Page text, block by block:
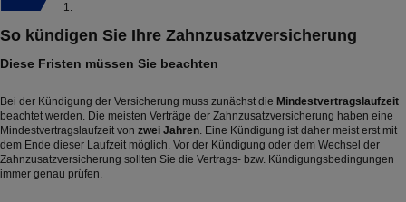
1.
So kündigen Sie Ihre Zahnzusatzversicherung
Diese Fristen müssen Sie beachten
Bei der Kündigung der Versicherung muss zunächst die Mindestvertragslaufzeit
beachtet werden. Die meisten Verträge der Zahnzusatzversicherung haben eine
Mindestvertragslaufzeit von zwei Jahren. Eine Kündigung ist daher meist erst mit
dem Ende dieser Laufzeit möglich. Vor der Kündigung oder dem Wechsel der
Zahnzusatzversicherung sollten Sie die Vertrags- bzw. Kündigungsbedingungen
immer genau prüfen.